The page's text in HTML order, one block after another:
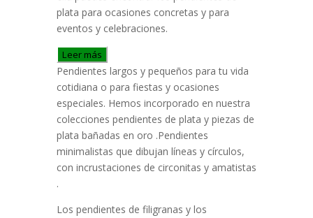
plata para ocasiones concretas y para
eventos y celebraciones.
Leer más
Pendientes largos y pequeños para tu vida
cotidiana o para fiestas y ocasiones
especiales. Hemos incorporado en nuestra
colecciones pendientes de plata y piezas de
plata bañadas en oro .Pendientes
minimalistas que dibujan líneas y círculos,
con incrustaciones de circonitas y amatistas
.
Los pendientes de filigranas y los